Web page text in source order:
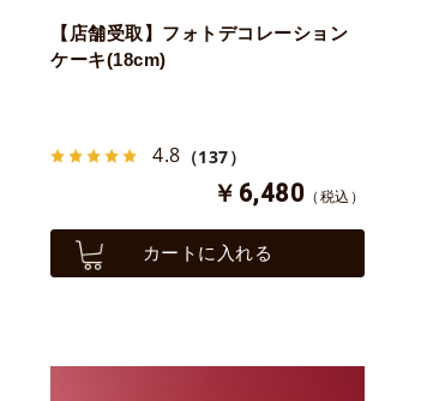
【店舗受取】フォトデコレーション
ケーキ(18cm)
4.8 （137）
￥6,480 （税込）
カートに入れる